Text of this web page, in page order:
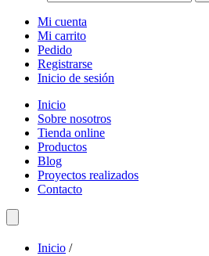
Mi cuenta
Mi carrito
Pedido
Registrarse
Inicio de sesión
Inicio
Sobre nosotros
Tienda online
Productos
Blog
Proyectos realizados
Contacto
Inicio /